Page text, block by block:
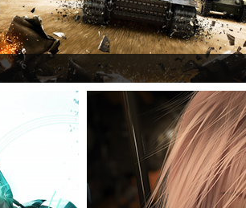
kerülnek olyan sokba a AAA-kategóriás